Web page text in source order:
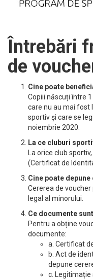
Întrebări
de
Cine poate
Copiii născuți între
care nu au mai fost
sportiv și care se
noiembrie 2020.
La ce cluburi
La orice club
(Certificat de
Cine poate
Cererea de
legal al minorului.
Ce documente
Pentru a obține
documente:
a. Certificat
b. Act de
depune
c. Legitimație